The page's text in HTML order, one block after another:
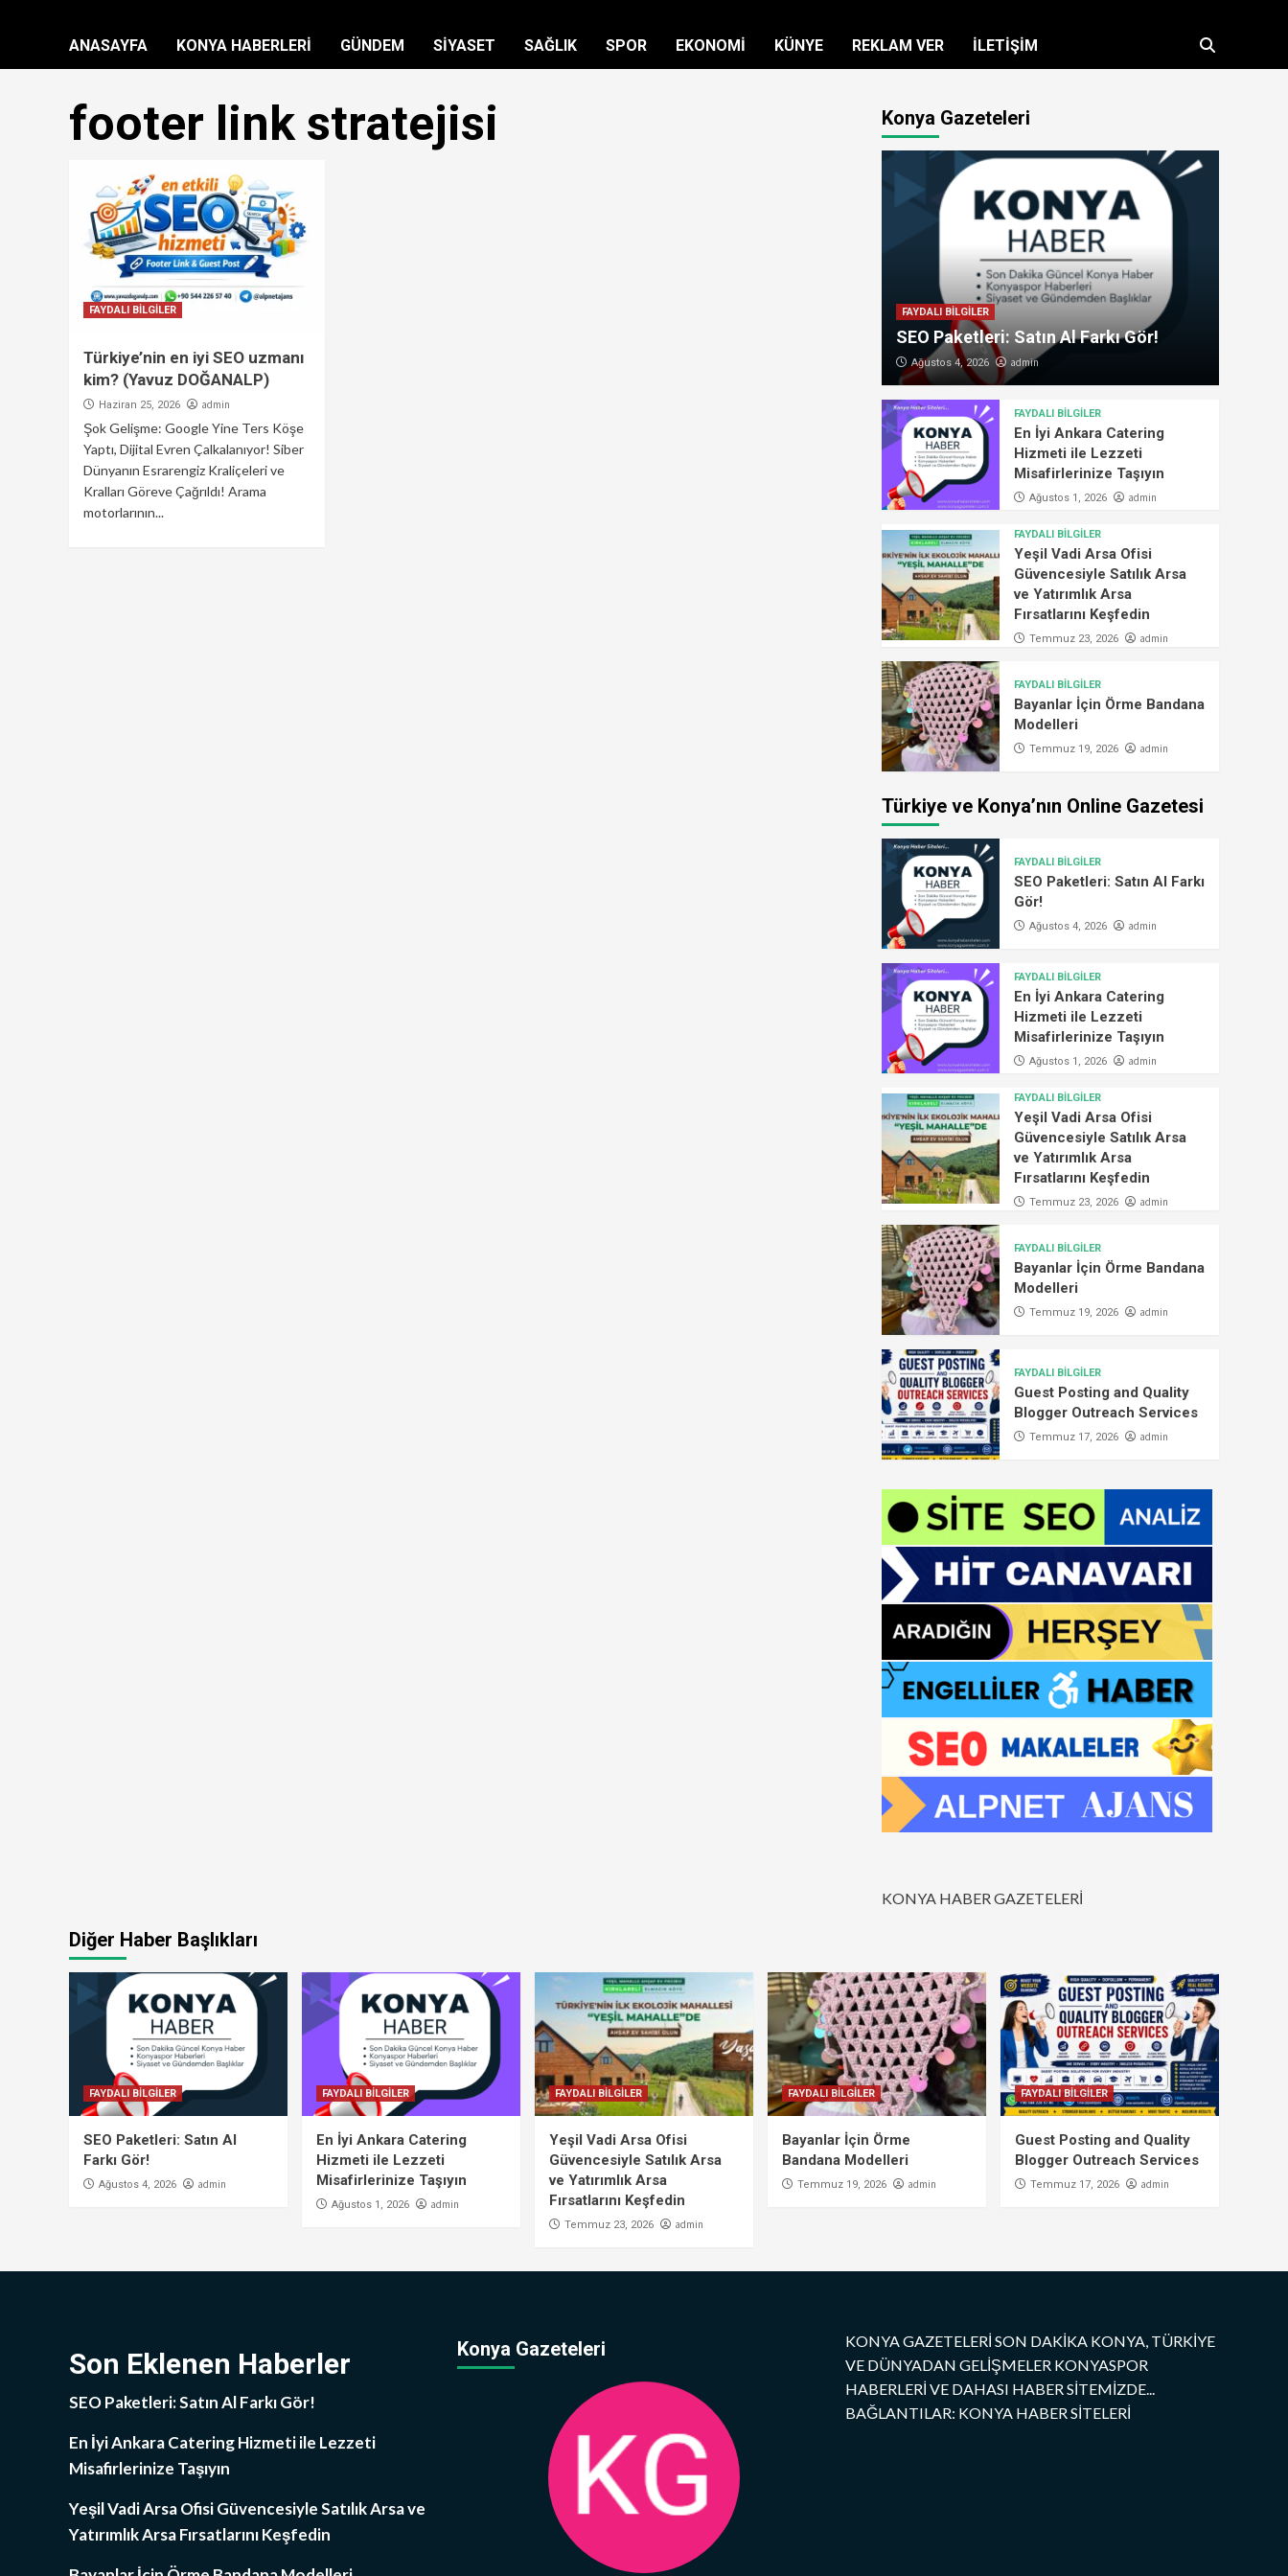
ANASAYFA KONYA HABERLERİ GÜNDEM SİYASET SAĞLIK SPOR EKONOMİ KÜNYE REKLAM VER İLETİŞİM
footer link stratejisi
FAYDALI BİLGİLER
Türkiye’nin en iyi SEO uzmanı
kim? (Yavuz DOĞANALP)
Haziran 25, 2026 admin
Şok Gelişme: Google Yine Ters Köşe
Yaptı, Dijital Evren Çalkalanıyor! Siber
Dünyanın Esrarengiz Kraliçeleri ve
Kralları Göreve Çağrıldı! Arama
motorlarının...
Konya Gazeteleri
FAYDALI BİLGİLER
SEO Paketleri: Satın Al Farkı Gör!
Ağustos 4, 2026 admin
FAYDALI BİLGİLER
En İyi Ankara Catering
Hizmeti ile Lezzeti
Misafirlerinize Taşıyın
Ağustos 1, 2026 admin
FAYDALI BİLGİLER
Yeşil Vadi Arsa Ofisi
Güvencesiyle Satılık Arsa
ve Yatırımlık Arsa
Fırsatlarını Keşfedin
Temmuz 23, 2026 admin
FAYDALI BİLGİLER
Bayanlar İçin Örme Bandana
Modelleri
Temmuz 19, 2026 admin
Türkiye ve Konya’nın Online Gazetesi
FAYDALI BİLGİLER
SEO Paketleri: Satın Al Farkı
Gör!
Ağustos 4, 2026 admin
FAYDALI BİLGİLER
En İyi Ankara Catering
Hizmeti ile Lezzeti
Misafirlerinize Taşıyın
Ağustos 1, 2026 admin
FAYDALI BİLGİLER
Yeşil Vadi Arsa Ofisi
Güvencesiyle Satılık Arsa
ve Yatırımlık Arsa
Fırsatlarını Keşfedin
Temmuz 23, 2026 admin
FAYDALI BİLGİLER
Bayanlar İçin Örme Bandana
Modelleri
Temmuz 19, 2026 admin
FAYDALI BİLGİLER
Guest Posting and Quality
Blogger Outreach Services
Temmuz 17, 2026 admin
KONYA HABER GAZETELERİ
Diğer Haber Başlıkları
FAYDALI BİLGİLER
SEO Paketleri: Satın Al
Farkı Gör!
Ağustos 4, 2026 admin
FAYDALI BİLGİLER
En İyi Ankara Catering
Hizmeti ile Lezzeti
Misafirlerinize Taşıyın
Ağustos 1, 2026 admin
FAYDALI BİLGİLER
Yeşil Vadi Arsa Ofisi
Güvencesiyle Satılık Arsa
ve Yatırımlık Arsa
Fırsatlarını Keşfedin
Temmuz 23, 2026 admin
FAYDALI BİLGİLER
Bayanlar İçin Örme
Bandana Modelleri
Temmuz 19, 2026 admin
FAYDALI BİLGİLER
Guest Posting and Quality
Blogger Outreach Services
Temmuz 17, 2026 admin
Son Eklenen Haberler
SEO Paketleri: Satın Al Farkı Gör!
En İyi Ankara Catering Hizmeti ile Lezzeti
Misafirlerinize Taşıyın
Yeşil Vadi Arsa Ofisi Güvencesiyle Satılık Arsa ve
Yatırımlık Arsa Fırsatlarını Keşfedin
Konya Gazeteleri
KONYA GAZETELERİ SON DAKİKA KONYA, TÜRKİYE
VE DÜNYADAN GELİŞMELER KONYASPOR
HABERLERİ VE DAHASI HABER SİTEMİZDE...
BAĞLANTILAR: KONYA HABER SİTELERİ